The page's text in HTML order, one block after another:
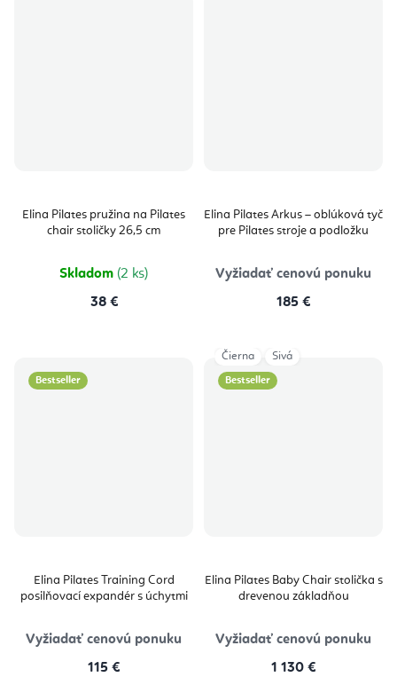
Elina Pilates pružina na Pilates
chair stoličky 26,5 cm
Skladom (2 ks)
38 €
Elina Pilates Arkus – oblúková tyč
pre Pilates stroje a podložku
Vyžiadať cenovú ponuku
185 €
Bestseller
Elina Pilates Training Cord
posilňovací expandér s úchytmi
Vyžiadať cenovú ponuku
115 €
Bestseller
Elina Pilates Baby Chair stolička s
drevenou základňou
Vyžiadať cenovú ponuku
1 130 €
Čierna Sivá